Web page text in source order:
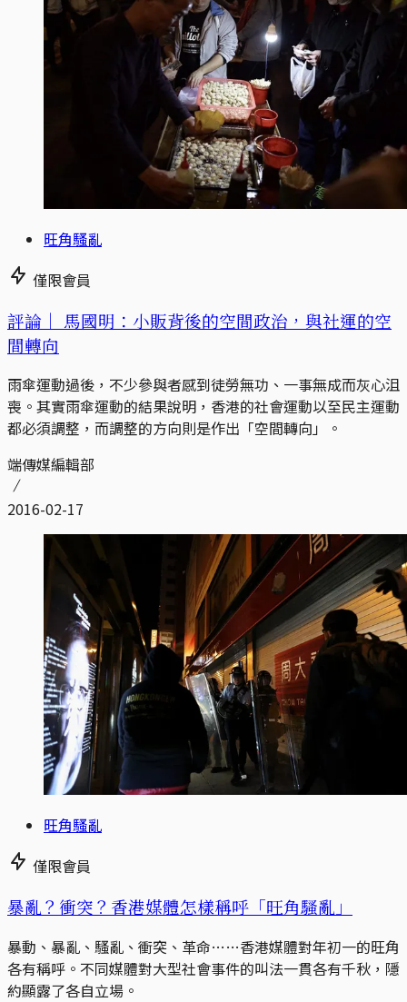
旺角騷亂
僅限會員
評論｜ 馬國明：小販背後的空間政治，與社運的空
間轉向
雨傘運動過後，不少參與者感到徒勞無功、一事無成而灰心沮
喪。其實雨傘運動的結果說明，香港的社會運動以至民主運動
都必須調整，而調整的方向則是作出「空間轉向」。
端傳媒編輯部
2016-02-17
旺角騷亂
僅限會員
暴亂？衝突？香港媒體怎樣稱呼「旺角騷亂」
暴動、暴亂、騷亂、衝突、革命……香港媒體對年初一的旺角
各有稱呼。不同媒體對大型社會事件的叫法一貫各有千秋，隱
約顯露了各自立場。